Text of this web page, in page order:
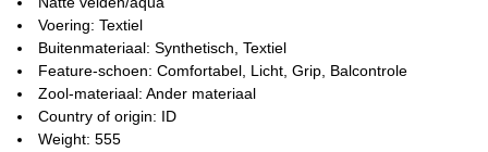
Voering: Textiel
Buitenmateriaal: Synthetisch, Textiel
Feature-schoen: Comfortabel, Licht, Grip, Balcontrole
Zool-materiaal: Ander materiaal
Country of origin: ID
Weight: 555